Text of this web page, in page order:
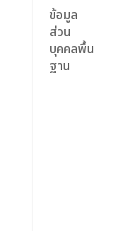
ข้อมูล
ส่วน
บุคคลพื้น
ฐาน